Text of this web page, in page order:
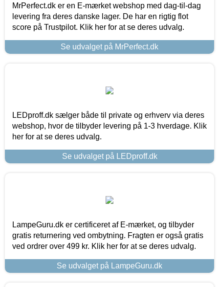
MrPerfect.dk er en E-mærket webshop med dag-til-dag
levering fra deres danske lager. De har en rigtig flot
score på Trustpilot. Klik her for at se deres udvalg.
Se udvalget på MrPerfect.dk
LEDproff.dk sælger både til private og erhverv via deres
webshop, hvor de tilbyder levering på 1-3 hverdage. Klik
her for at se deres udvalg.
Se udvalget på LEDproff.dk
LampeGuru.dk er certificeret af E-mærket, og tilbyder
gratis returnering ved ombytning. Fragten er også gratis
ved ordrer over 499 kr. Klik her for at se deres udvalg.
Se udvalget på LampeGuru.dk